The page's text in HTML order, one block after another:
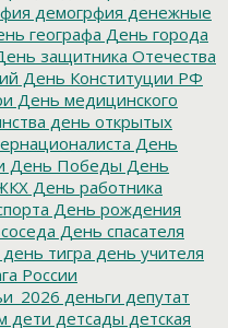
демогрфия денежные
географа День города
защитника Отечества
День Конституции РФ
День медицинского
день открытых
День
День Победы День
День работника
День рождения
День спасателя
день тигра день учителя
России
деньги депутат
дети детсады детская